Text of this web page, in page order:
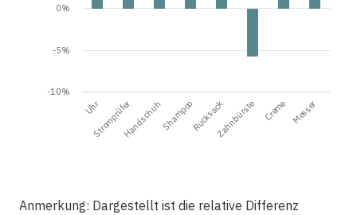
UhrStromprüferHandschuhShampooRucksackZahnbürste Creme Messer
-10%
-5%
0%
Anmerkung: Dargestellt ist die relative Differenz